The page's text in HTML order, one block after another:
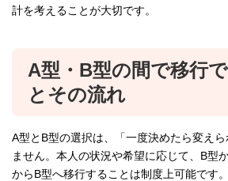
計を考えることが大切です。
A型・B型の間で移行
とその流れ
A型とB型の選択は、「一度決めたら変え
ません。本人の状況や希望に応じて、B型
からB型へ移行することは制度上可能です